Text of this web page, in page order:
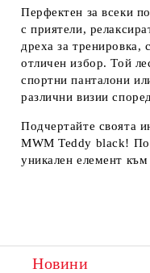
Перфектен за всеки
с приятели,
дреха за
отличен избор. Той
спортни панталони
различни визии
Подчертайте своята
MWM Teddy black!
уникален елемент към
Новини